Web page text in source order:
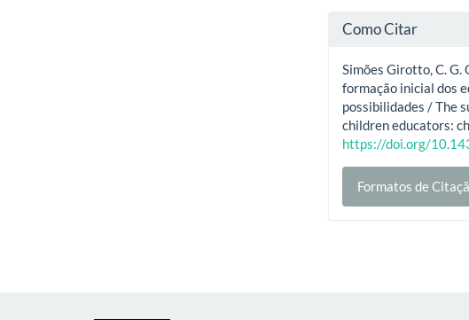
Como Citar
Simões Girotto, C.
formação inicial dos
possibilidades / The
children educators:
https://doi.org/
Formatos de